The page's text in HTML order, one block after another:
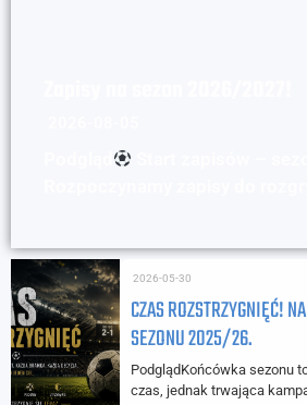
CZAS ROZSTRZYGNIĘĆ!
SEZONU 2025/26.
2026-05-30
PodglądKońcówka sezonu
czas, jednak trwająca